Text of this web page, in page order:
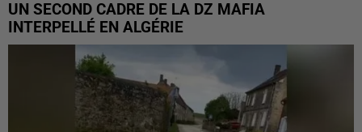
UN SECOND CADRE DE LA DZ MAFIA
INTERPELLÉ EN ALGÉRIE